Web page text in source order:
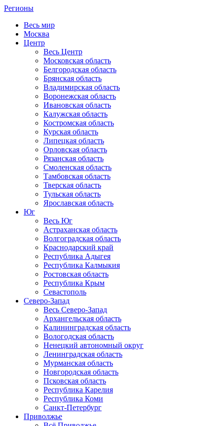
Регионы
Весь мир
Москва
Центр
Весь Центр
Московская область
Белгородская область
Брянская область
Владимирская область
Воронежская область
Ивановская область
Калужская область
Костромская область
Курская область
Липецкая область
Орловская область
Рязанская область
Смоленская область
Тамбовская область
Тверская область
Тульская область
Ярославская область
Юг
Весь Юг
Астраханская область
Волгоградская область
Краснодарский край
Республика Адыгея
Республика Калмыкия
Ростовская область
Республика Крым
Севастополь
Северо-Запад
Весь Северо-Запад
Архангельская область
Калининградская область
Вологодская область
Ненецкий автономный округ
Ленинградская область
Мурманская область
Новгородская область
Псковская область
Республика Карелия
Республика Коми
Санкт-Петербург
Приволжье